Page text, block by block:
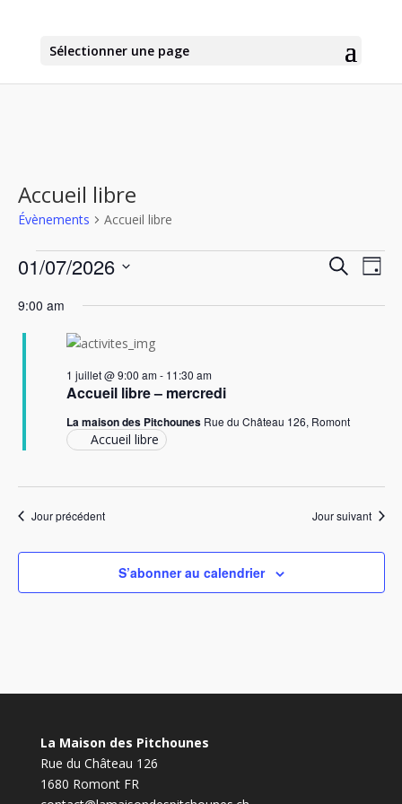
Sélectionner une page
Accueil libre
Évènements Accueil libre
Évènements
for
1
juillet
2026
Recherche
de
Jour
01/07/2026
une
date.
9:00 am
Accueil libre – mercredi
1 juillet @ 9:00 am- 11:30 am
La maison des Pitchounes Rue du Château 126, Romont
Accueil libre
Jour précédent Jour suivant
S’abonner au calendrier
La Maison des Pitchounes
Rue du Château 126
1680 Romont FR